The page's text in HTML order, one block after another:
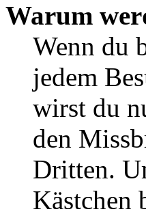
Warum
Wenn du
jedem
wirst du
den
Dritten.
Kästchen